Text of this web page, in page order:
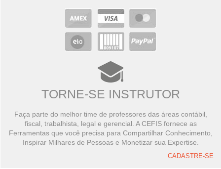
TORNE-SE INSTRUTOR
Faça parte do melhor time de professores das áreas contábil,
fiscal, trabalhista, legal e gerencial. A CEFIS fornece as
Ferramentas que você precisa para Compartilhar Conhecimento,
Inspirar Milhares de Pessoas e Monetizar sua Expertise.
CADASTRE-SE